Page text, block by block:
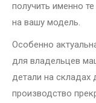
получить именно
на вашу модель.
Особенно
для владельцев
детали на складах
производство